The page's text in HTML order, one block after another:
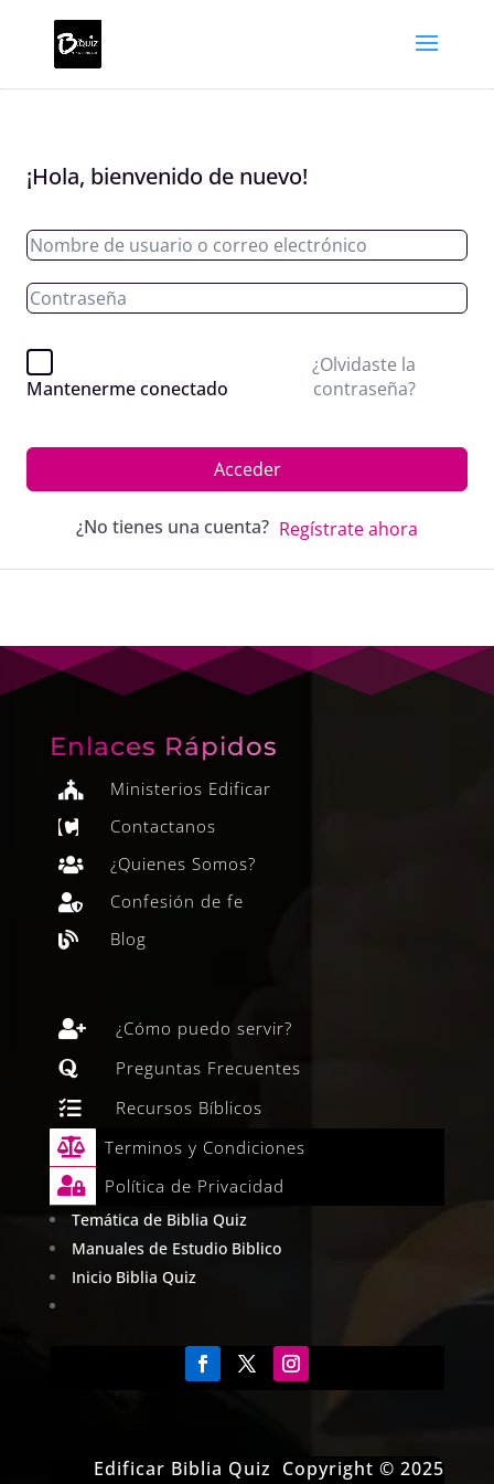
¡Hola, bienvenido de nuevo!
Mantenerme conectado
¿Olvidaste la
contraseña?
Acceder
¿No tienes una cuenta? Regístrate ahora
Enlaces Rápidos
 Ministerios Edificar
 Contactanos
 ¿Quienes Somos?
 Confesión de fe
 Blog
 ¿Cómo puedo servir?
 Preguntas Frecuentes
 Recursos Bíblicos
 Terminos y Condiciones
 Política de Privacidad
Temática de Biblia Quiz
Manuales de Estudio Biblico
Inicio Biblia Quiz
Edificar Biblia Quiz Copyright © 2025